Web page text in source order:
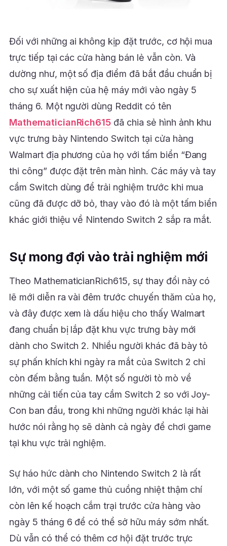
Đối với những ai không kịp đặt trước, cơ hội mua
trực tiếp tại các cửa hàng bán lẻ vẫn còn. Và
dường như, một số địa điểm đã bắt đầu chuẩn bị
cho sự xuất hiện của hệ máy mới vào ngày 5
tháng 6. Một người dùng Reddit có tên
MathematicianRich615 đã chia sẻ hình ảnh khu
vực trưng bày Nintendo Switch tại cửa hàng
Walmart địa phương của họ với tấm biển “Đang
thi công” được đặt trên màn hình. Các máy và tay
cầm Switch dùng để trải nghiệm trước khi mua
cũng đã được dỡ bỏ, thay vào đó là một tấm biển
khác giới thiệu về Nintendo Switch 2 sắp ra mắt.
Sự mong đợi vào trải nghiệm mới
Theo MathematicianRich615, sự thay đổi này có
lẽ mới diễn ra vài đêm trước chuyến thăm của họ,
và đây được xem là dấu hiệu cho thấy Walmart
đang chuẩn bị lắp đặt khu vực trưng bày mới
dành cho Switch 2. Nhiều người khác đã bày tỏ
sự phấn khích khi ngày ra mắt của Switch 2 chỉ
còn đếm bằng tuần. Một số người tò mò về
những cải tiến của tay cầm Switch 2 so với Joy-
Con ban đầu, trong khi những người khác lại hài
hước nói rằng họ sẽ dành cả ngày để chơi game
tại khu vực trải nghiệm.
Sự háo hức dành cho Nintendo Switch 2 là rất
lớn, với một số game thủ cuồng nhiệt thậm chí
còn lên kế hoạch cắm trại trước cửa hàng vào
ngày 5 tháng 6 để có thể sở hữu máy sớm nhất.
Dù vẫn có thể có thêm cơ hội đặt trước trực